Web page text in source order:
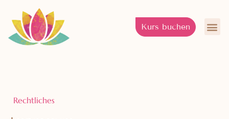
Kurs buchen
Rechtliches